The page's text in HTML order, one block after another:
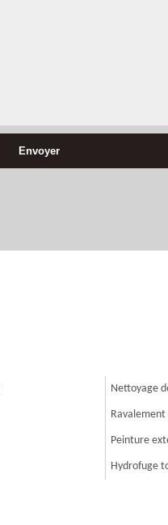
Nettoyage
Ravalement
Peinture
Hydrofuge